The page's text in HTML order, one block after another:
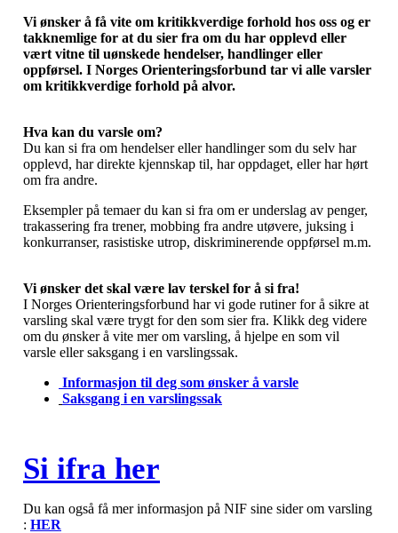
Vi ønsker å få vite om kritikkverdige forhold hos oss og er
takknemlige for at du sier fra om du har opplevd eller
vært vitne til uønskede hendelser, handlinger eller
oppførsel. I Norges Orienteringsforbund tar vi alle varsler
om kritikkverdige forhold på alvor.
Hva kan du varsle om?
Du kan si fra om hendelser eller handlinger som du selv har
opplevd, har direkte kjennskap til, har oppdaget, eller har hørt
om fra andre.
Eksempler på temaer du kan si fra om er underslag av penger,
trakassering fra trener, mobbing fra andre utøvere, juksing i
konkurranser, rasistiske utrop, diskriminerende oppførsel m.m.
Vi ønsker det skal være lav terskel for å si fra!
I Norges Orienteringsforbund har vi gode rutiner for å sikre at
varsling skal være trygt for den som sier fra. Klikk deg videre
om du ønsker å vite mer om varsling, å hjelpe en som vil
varsle eller saksgang i en varslingssak.
Informasjon til deg som ønsker å varsle
Saksgang i en varslingssak
Si ifra her
Du kan også få mer informasjon på NIF sine sider om varsling
: HER